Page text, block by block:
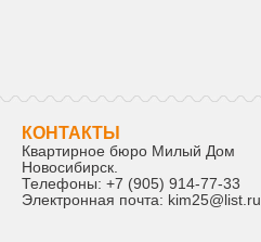
КОНТАКТЫ
Квартирное бюро Милый Дом
Новосибирск.
Телефоны: +7 (905) 914-77-33
Электронная почта: kim25@list.ru